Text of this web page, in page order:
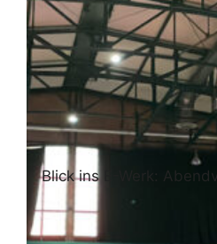
Blick ins E-Werk: